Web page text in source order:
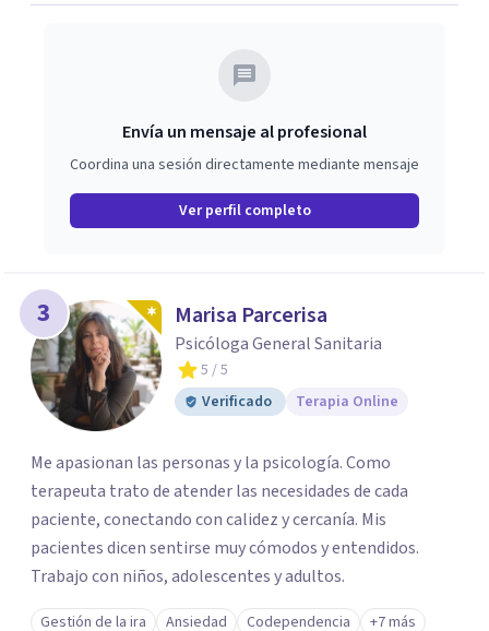
Envía un mensaje al profesional
Coordina una sesión directamente mediante mensaje
Ver perfil completo
3 Marisa Parcerisa
Psicóloga General Sanitaria
5 / 5
Verificado
Terapia Online
Me apasionan las personas y la psicología. Como
terapeuta trato de atender las necesidades de cada
paciente, conectando con calidez y cercanía. Mis
pacientes dicen sentirse muy cómodos y entendidos.
Trabajo con niños, adolescentes y adultos.
Gestión de la ira Ansiedad Codependencia +7 más